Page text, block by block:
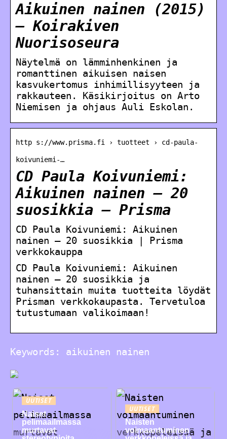
Aikuinen nainen (2015)
– Koirakiven
Nuorisoseura
Näytelmä on lämminhenkinen ja
romanttinen aikuisen naisen
kasvukertomus inhimillisyyteen ja
rakkauteen. Käsikirjoitus on Arto
Niemisen ja ohjaus Auli Eskolan.
http s://www.prisma.fi › tuotteet › cd-paula-
koivuniemi-…
CD Paula Koivuniemi:
Aikuinen nainen – 20
suosikkia – Prisma
CD Paula Koivuniemi: Aikuinen
nainen – 20 suosikkia | Prisma
verkkokauppa
CD Paula Koivuniemi: Aikuinen
nainen – 20 suosikkia ja
tuhansittain muita tuotteita löydät
Prisman verkkokaupasta. Tervetuloa
tutustumaan valikoimaan!
Keywords: aikuinen nainen
UUTISET
Naiset
pelimaailmassa
murtavat
UUTISET
Naisten
voimaantuminen